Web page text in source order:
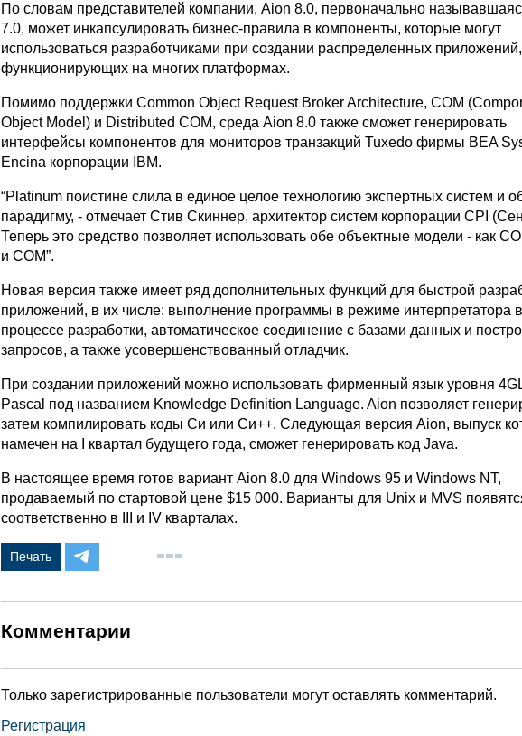
По словам представителей компании, Aion 8.0, первоначально
7.0, может инкапсулировать бизнес-правила в компоненты, которые могут
использоваться разработчиками при создании распределенных приложений,
функционирующих на многих платформах.
Помимо поддержки Common Object Request Broker Architecture, COM
Object Model) и Distributed COM, среда Aion 8.0 также сможет генерировать
интерфейсы компонентов для мониторов транзакций Tuxedo фирмы BEA
Encina корпорации IBM.
“Platinum поистине слила в единое целое технологию экспертных систем и
парадигму, - отмечает Стив Скиннер, архитектор систем корпорации CPI
Теперь это средство позволяет использовать обе объектные модели - как
и COM”.
Новая версия также имеет ряд дополнительных функций для быстрой
приложений, в их числе: выполнение программы в режиме интерпретатора в
процессе разработки, автоматическое соединение с базами данных и
запросов, а также усовершенствованный отладчик.
При создании приложений можно использовать фирменный язык уровня
Pascal под названием Knowledge Definition Language. Aion позволяет
затем компилировать коды Си или Си++. Следующая версия Aion, выпуск
намечен на I квартал будущего года, сможет генерировать код Java.
В настоящее время готов вариант Aion 8.0 для Windows 95 и Windows NT,
продаваемый по стартовой цене $15 000. Варианты для Unix и MVS
соответственно в III и IV кварталах.
Печать
Комментарии
Только зарегистрированные пользователи могут оставлять комментарий.
Регистрация